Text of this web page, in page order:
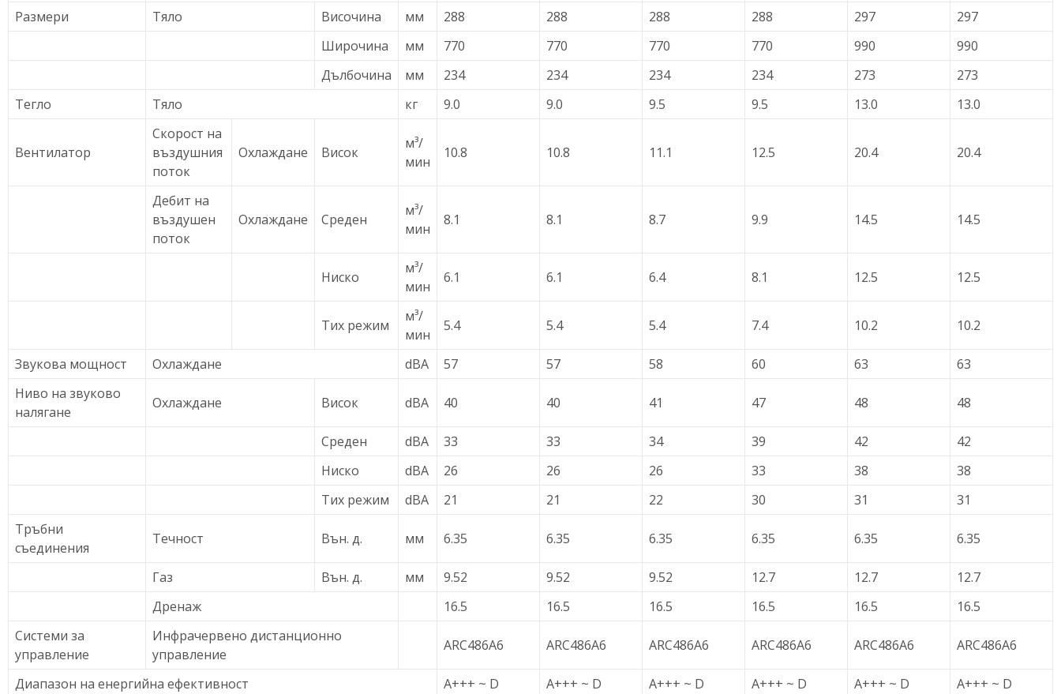
Размери
Тяло Височина мм 288 288 288 288 297
297
Широчина
мм 770 770 770 770 990
990
Дълбочина
мм 234 234 234 234 273
273
Тегло
Тяло кг 9.0 9.0 9.5 9.5 13.0 13.0
Вентилатор
Скорост на
въздушния
поток
Охлаждане Висок
м³/
мин
10.8 10.8 11.1 12.5 20.4 20.4
Дебит на
въздушен
поток
Охлаждане Среден
м³/
мин
8.1 8.1 8.7 9.9 14.5 14.5
Ниско
м³/
мин
6.1 6.1 6.4 8.1 12.5 12.5
Тих режим
м³/
мин
5.4 5.4 5.4 7.4 10.2 10.2
Звукова мощност Охлаждане dBA 57 57 58 60 63
63
Ниво на звуково
налягане
Охлаждане Висок dBA 40 40 41 47 48 48
Среден dBA 33 33 34 39 42
42
Ниско
dBA 26 26 26 33 38
38
Тих режим
dBA 21 21 22 30 31
31
Тръбни
съединения
Tечност Вън. д. мм 6.35 6.35 6.35 6.35 6.35 6.35
Газ Вън. д. мм 9.52 9.52 9.52 12.7 12.7
12.7
Дренаж
16.5 16.5 16.5 16.5 16.5
16.5
Системи за
управление
Инфрачервено дистанционно
управление
ARC486A6 ARC486A6 ARC486A6 ARC486A6 ARC486A6 ARC486A6
Диапазон на енергийна ефективност A+++ ~ D A+++ ~ D A+++ ~ D A+++ ~ D A+++ ~ D A+++ ~ D